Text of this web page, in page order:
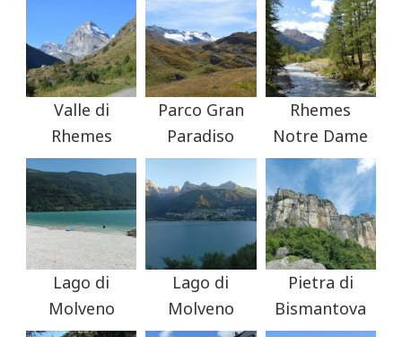
Valle di
Rhemes
Parco Gran
Paradiso
Rhemes
Notre Dame
Lago di
Molveno
Lago di
Molveno
Pietra di
Bismantova